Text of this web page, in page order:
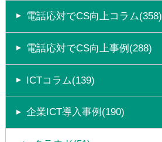
電話応対でCS向上コラム(358)
電話応対でCS向上事例(288)
ICTコラム(139)
企業ICT導入事例(190)